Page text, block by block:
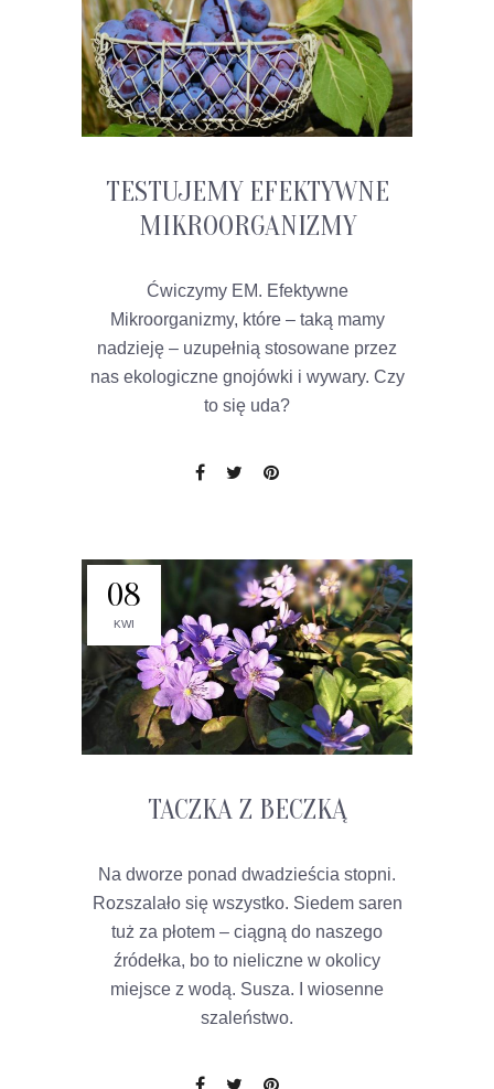
TESTUJEMY EFEKTYWNE
MIKROORGANIZMY
Ćwiczymy EM. Efektywne
Mikroorganizmy, które – taką mamy
nadzieję – uzupełnią stosowane przez
nas ekologiczne gnojówki i wywary. Czy
to się uda?
08
KWI
TACZKA Z BECZKĄ
Na dworze ponad dwadzieścia stopni.
Rozszalało się wszystko. Siedem saren
tuż za płotem – ciągną do naszego
źródełka, bo to nieliczne w okolicy
miejsce z wodą. Susza. I wiosenne
szaleństwo.